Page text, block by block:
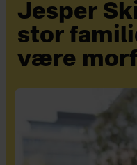
Jesper
stor
være